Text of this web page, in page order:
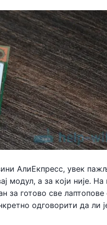
АлиЕкпресс, увек
модул, а за који није.
за готово све
одговорити да ли